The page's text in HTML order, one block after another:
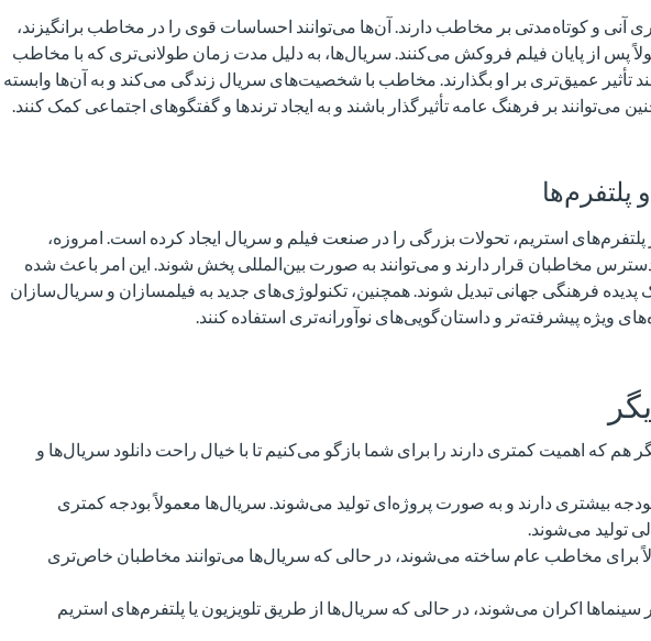
آنی و کوتاه‌مدتی بر مخاطب دارند. آن‌ها می‌توانند احساسات قوی را در مخاطب برانگیزند،
پس از پایان فیلم فروکش می‌کنند. سریال‌ها، به دلیل مدت زمان طولانی‌تری که با مخاطب
تأثیر عمیق‌تری بر او بگذارند. مخاطب با شخصیت‌های سریال زندگی می‌کند و به آن‌ها وابسته
می‌توانند بر فرهنگ عامه تأثیرگذار باشند و به ایجاد ترندها و گفتگوهای اجتماعی کمک کنند.
پلتفرم‌ها
استریم، تحولات بزرگی را در صنعت فیلم و سریال ایجاد کرده است. امروزه،
مخاطبان قرار دارند و می‌توانند به صورت بین‌المللی پخش شوند. این امر باعث شده
فرهنگی جهانی تبدیل شوند. همچنین، تکنولوژی‌های جدید به فیلمسازان و سریال‌سازان
ویژه پیشرفته‌تر و داستان‌گویی‌های نوآورانه‌تری استفاده کنند.
هم که اهمیت کمتری دارند را برای شما بازگو می‌کنیم تا با خیال راحت دانلود سریال‌ها و
بیشتری دارند و به صورت پروژه‌ای تولید می‌شوند. سریال‌ها معمولاً بودجه کمتری
تولید می‌شوند.
برای مخاطب عام ساخته می‌شوند، در حالی که سریال‌ها می‌توانند مخاطبان خاص‌تری
سینماها اکران می‌شوند، در حالی که سریال‌ها از طریق تلویزیون یا پلتفرم‌های استریم